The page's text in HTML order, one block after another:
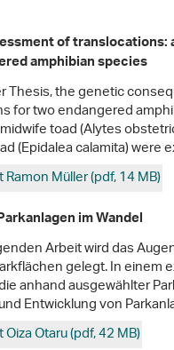
of translocations:
amphibian species
Thesis, the genetic
for two endangered
toad (Alytes
(Epidalea calamita) were
Müller (pdf, 14 MB)
im Wandel
Arbeit wird das
gelegt. In einem
anhand ausgewählter
Entwicklung von
Otaru (pdf, 42 MB)